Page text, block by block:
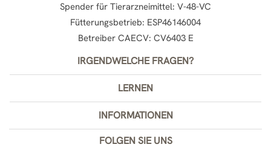
Spender für Tierarzneimittel: V-48-VC
Fütterungsbetrieb: ESP46146004
Betreiber CAECV: CV6403 E
IRGENDWELCHE FRAGEN?
LERNEN
INFORMATIONEN
FOLGEN SIE UNS